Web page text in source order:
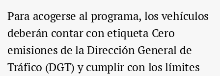
Para acogerse al programa, los vehículos
deberán contar con etiqueta Cero
emisiones de la Dirección General de
Tráfico (DGT) y cumplir con los límites